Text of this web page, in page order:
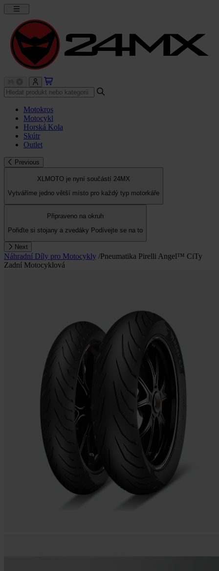
Motokros
Motocykl
Horská Kola
Skútr
Outlet
Previous
XLMOTO je nyní součástí 24MX
Vytváříme jedno větší místo pro každý typ motorkáře
Připraveno na okruh
Pořiďte si stojany a zvedáky Podívejte se na to
Next
Náhradní Díly pro Motocykly /Pneumatika Pirelli Angel™ CiTy
Zadní Motocyklová